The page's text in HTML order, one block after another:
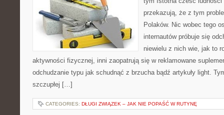
przekazują, że z tym
Polaków. Nic wobec tego
internautów próbuje się
niewielu z nich wie, jak to
aktywności fizycznej, inni zaopatrują się w reklamowane
odchudzanie typu jak schudnąć z brzucha bądź artykuły light.
szczupłej […]
CATEGORIES: DŁUGI ZWIĄZEK – JAK NIE POPAŚĆ W RUTYNĘ